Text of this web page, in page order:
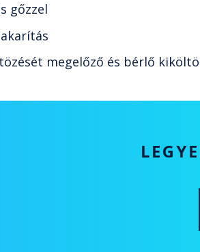
gőzzel
megelőző és bérlő